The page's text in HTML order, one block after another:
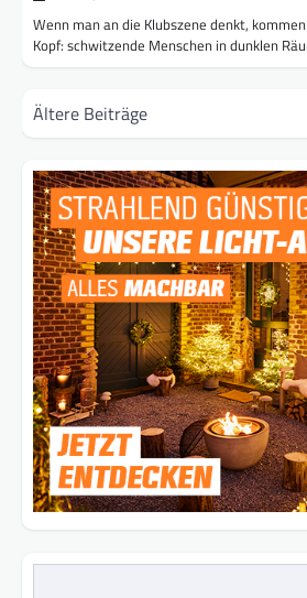
Wenn man an die Klubszene denkt,
Kopf: schwitzende Menschen in dunklen
Beitragsnavigation
Ältere Beiträge